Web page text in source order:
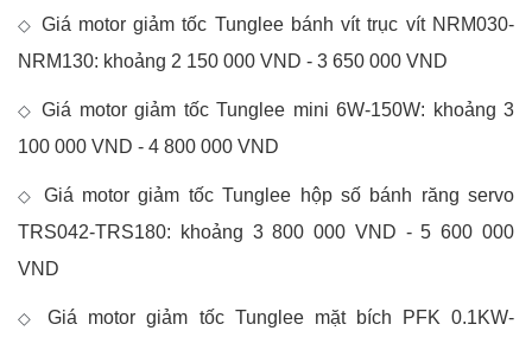
◇ Giá motor giảm tốc Tunglee bánh vít trục vít NRM030-
NRM130: khoảng 2 150 000 VND - 3 650 000 VND
◇ Giá motor giảm tốc Tunglee mini 6W-150W: khoảng 3
100 000 VND - 4 800 000 VND
◇ Giá motor giảm tốc Tunglee hộp số bánh răng servo
TRS042-TRS180: khoảng 3 800 000 VND - 5 600 000
VND
◇Giá motor giảm tốc Tunglee mặt bích PFK 0.1KW-